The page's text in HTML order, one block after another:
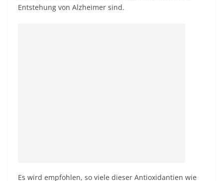
Entstehung von Alzheimer sind.
Es wird empfohlen, so viele dieser Antioxidantien wie